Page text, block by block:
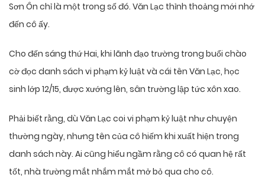
Sơn Ôn chỉ là một trong số đó. Văn Lạc thỉnh thoảng mới nhớ
đến cô ấy.
Cho đến sáng thứ Hai, khi lãnh đạo trường trong buổi chào
cờ đọc danh sách vi phạm kỷ luật và cái tên Văn Lạc, học
sinh lớp 12/15, được xướng lên, sân trường lập tức xôn xao.
Phải biết rằng, dù Văn Lạc coi vi phạm kỷ luật như chuyện
thường ngày, nhưng tên của cô hiếm khi xuất hiện trong
danh sách này. Ai cũng hiểu ngầm rằng cô có quan hệ rất
tốt, nhà trường mắt nhắm mắt mở bỏ qua cho cô.